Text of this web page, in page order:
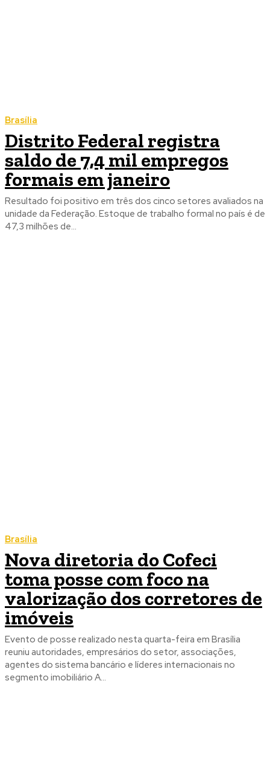
Brasília
Distrito Federal registra
saldo de 7,4 mil empregos
formais em janeiro
Resultado foi positivo em três dos cinco setores avaliados na
unidade da Federação. Estoque de trabalho formal no país é de
47,3 milhões de...
Brasília
Nova diretoria do Cofeci
toma posse com foco na
valorização dos corretores de
imóveis
Evento de posse realizado nesta quarta-feira em Brasília
reuniu autoridades, empresários do setor, associações,
agentes do sistema bancário e líderes internacionais no
segmento imobiliário A...